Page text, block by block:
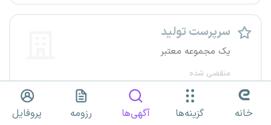
سرپرست تولید
یک مجموعه معتبر
منقضی شده
خوزستان
تمام وقت
خانه گزینه‌ها آگهی‌ها رزومه پروفایل